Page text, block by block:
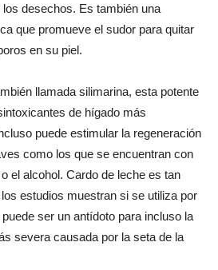
desechos. Es también una
que promueve el sudor para quitar
en su piel.
llamada silimarina, esta potente
de hígado más
puede estimular la regeneración
como los que se encuentran con
el alcohol. Cardo de leche es tan
estudios muestran si se utiliza por
ser un antídoto para incluso la
severa causada por la seta de la